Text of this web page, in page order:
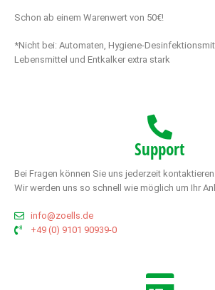
Schon ab einem Warenwert von 50€!
*Nicht bei: Automaten, Hygiene-
Lebensmittel und Entkalker extra stark
Support
Bei Fragen können Sie uns jederzeit
Wir werden uns so schnell wie möglich um Ihr
info@zoells.de
+49 (0) 9101 90939-0